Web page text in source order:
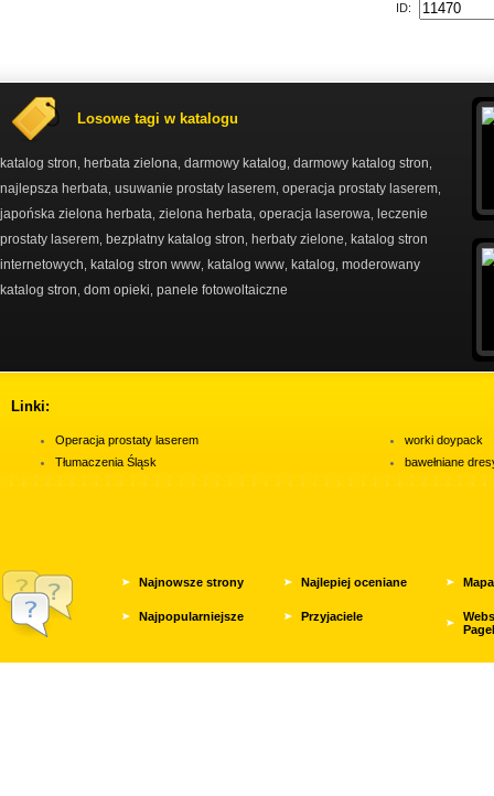
ID:
Losowe tagi w katalogu
katalog stron herbata zielona darmowy katalog darmowy katalog stron
najlepsza herbata usuwanie prostaty laserem operacja prostaty laserem
japońska zielona herbata zielona herbata operacja laserowa
leczenie
prostaty laserem bezpłatny katalog stron herbaty zielone
katalog stron
internetowych
katalog stron www katalog www katalog moderowany
katalog stron dom opieki panele fotowoltaiczne
Linki:
Operacja prostaty laserem
Tłumaczenia Śląsk
worki doypack
bawełniane
Najnowsze strony Najlepiej oceniane
Najpopularniejsze Przyjaciele